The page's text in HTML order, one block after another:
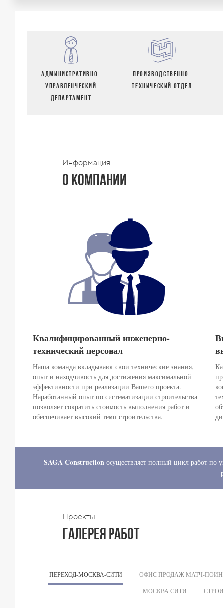
административно-
управленческий
департамент
производственно-
технический отдел
Информация
О компании
Квалифицированный инженерно-
технический персонал
Наша команда вкладывают свои технические знания,
опыт и находчивость для достижения максимальной
эффективности при реализации Вашего проекта.
Наработанный опыт по систематизации строительства
позволяет сократить стоимость выполнения работ и
обеспечивает высокий темп строительства.
SAGA Construction осуществляет полный цикл работ по
Проекты
ГАЛЕРЕЯ РАБОТ
ПЕРЕХОД-МОСКВА-СИТИ ОФИС ПРОДАЖ МАТЧ-
МОСКВА СИТИ